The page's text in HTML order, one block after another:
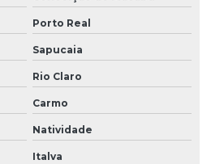
Porto Real
Sapucaia
Rio Claro
Carmo
Natividade
Italva